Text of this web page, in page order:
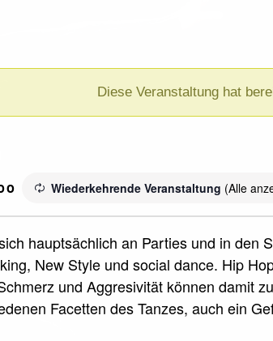
Diese Veranstaltung hat
Wiederkehrende Veranstaltung (Alle
hauptsächlich an Parties und in
New Style und social dance. Hip
und Aggresivität können damit
Facetten des Tanzes, auch ein